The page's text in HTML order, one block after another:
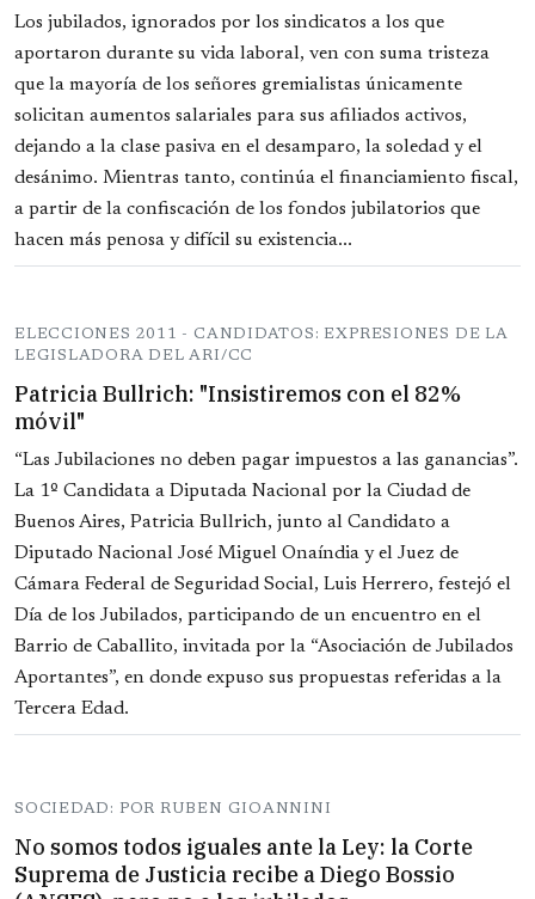
Los jubilados, ignorados por los sindicatos a los que
aportaron durante su vida laboral, ven con suma tristeza
que la mayoría de los señores gremialistas únicamente
solicitan aumentos salariales para sus afiliados activos,
dejando a la clase pasiva en el desamparo, la soledad y el
desánimo. Mientras tanto, continúa el financiamiento fiscal,
a partir de la confiscación de los fondos jubilatorios que
hacen más penosa y difícil su existencia...
ELECCIONES 2011 - CANDIDATOS: EXPRESIONES DE LA
LEGISLADORA DEL ARI/CC
Patricia Bullrich: "Insistiremos con el 82%
móvil"
“Las Jubilaciones no deben pagar impuestos a las ganancias”.
La 1º Candidata a Diputada Nacional por la Ciudad de
Buenos Aires, Patricia Bullrich, junto al Candidato a
Diputado Nacional José Miguel Onaíndia y el Juez de
Cámara Federal de Seguridad Social, Luis Herrero, festejó el
Día de los Jubilados, participando de un encuentro en el
Barrio de Caballito, invitada por la “Asociación de Jubilados
Aportantes”, en donde expuso sus propuestas referidas a la
Tercera Edad.
SOCIEDAD: POR RUBEN GIOANNINI
No somos todos iguales ante la Ley: la Corte
Suprema de Justicia recibe a Diego Bossio